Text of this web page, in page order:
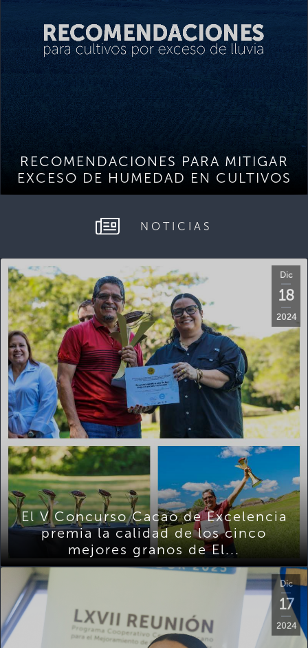
RECOMENDACIONES PARA MITIGAR
EXCESO DE HUMEDAD EN CULTIVOS
NOTICIAS
Dic
18
2024
El V Concurso Cacao de Excelencia
premia la calidad de los cinco
mejores granos de El...
Dic
17
2024